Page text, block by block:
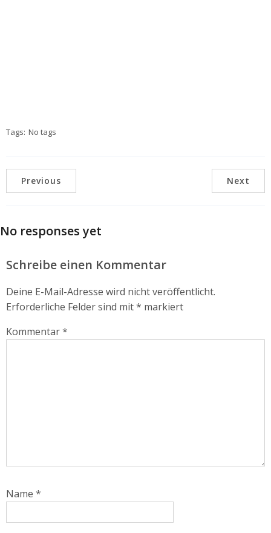
Tags: No tags
Previous Next
No responses yet
Schreibe einen Kommentar
Deine E-Mail-Adresse wird nicht veröffentlicht.
Erforderliche Felder sind mit* markiert
Kommentar*
Name *